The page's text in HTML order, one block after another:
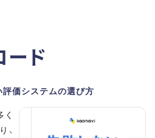
ード
評価システムの選び方
、